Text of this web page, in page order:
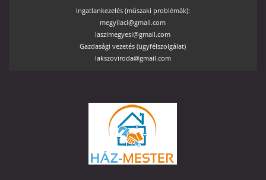
Ingatlankezelés (műszaki problémák):
megyilaci@gmail.com
laszlmegyesi@gmail.com
Gazdasági vezetés (ügyfélszolgálat)
lakszoviroda@gmail.com